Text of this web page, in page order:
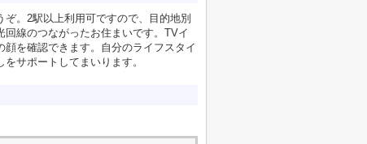
。2駅以上利用可ですので、目的地別
線のつながったお住まいです。TVイ
を確認できます。自分のライフスタイ
サポートしてまいります。